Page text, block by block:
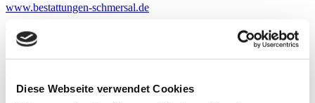
Diese Webseite verwendet Cookies
www.bestattungen-schmersal.de
Telefon: +49 2192 93 56 57 2
E-Mail: info@bestattungen-schmersal.de
Bestattungshaus Bentzien & Brocksiepe